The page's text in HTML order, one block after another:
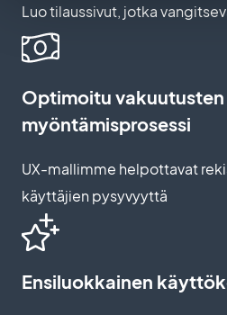
Luo tilaussivut, jotka
Optimoitu vakuutusten
myöntämisprosessi
UX-mallimme helpottavat
käyttäjien pysyvyyttä
Ensiluokkainen